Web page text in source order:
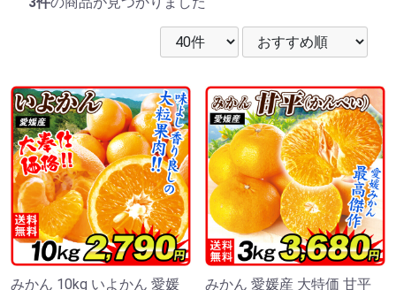
みかん 10kg いよかん 愛媛
みかん 愛媛産 大特価 甘平